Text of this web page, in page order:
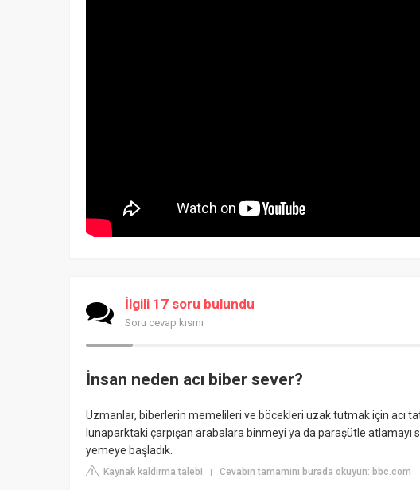
İlgili 17 soru bulundu
Soru cevap kısmı
İnsan neden acı biber sever?
Uzmanlar, biberlerin memelileri ve böcekleri uzak tutmak için acı
lunaparktaki çarpışan arabalara binmeyi ya da paraşütle atlamayı
yemeye başladık.
Kaynak kaldırma talebi | Cevabın tamamını burada okuyun: bbc.com